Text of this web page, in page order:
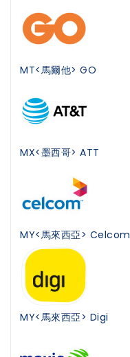
MT<馬爾他> GO
MX<墨西哥> ATT
MY<馬來西亞> Celcom
MY<馬來西亞> Digi